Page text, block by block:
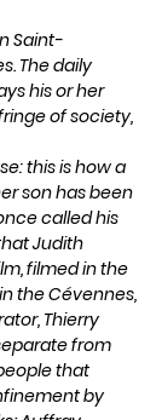
Saint-
The daily
his or her
of society,
this is how a
son has been
called his
Judith
filmed in the
the Cévennes,
Thierry
from
that
by